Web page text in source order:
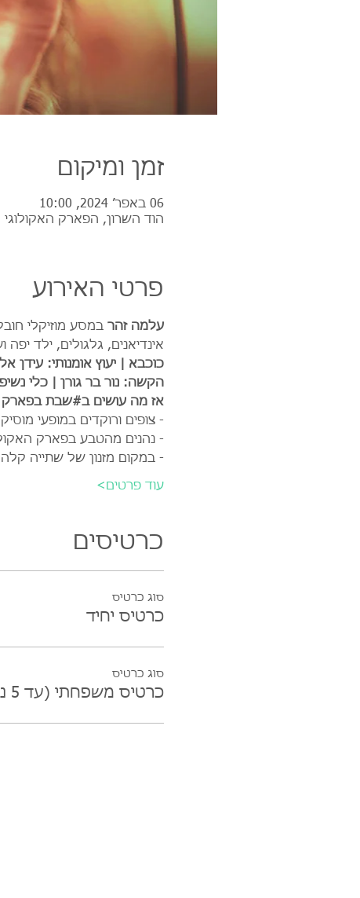
זמן ומיקום
06 באפר׳ 2024, 10:00
הוד השרון, הפארק האקולוגי
פרטי האירוע
עלמה זהר במסע מוזיקלי
אינדיאנים, גלגולים, ילד יפה
כוכבא | יעוץ אומנותי: עידן
הקשה: נור בר גורן | כלי
אז מה עושים ב#שבת בפארק
- צופים ורוקדים במופעי
- נהנים מהטבע בפארק
- במקום מזנון של שתייה
עוד פרטים>
כרטיסים
סוג כרטיס
כרטיס יחיד
סוג כרטיס
כרטיס משפחתי (עד 5 נפשות)